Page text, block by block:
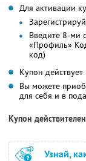
Для активации
Введите 8-ми
«Профиль»
код)
Купон
Вы можете
для себя и в
Купон
Узнай,